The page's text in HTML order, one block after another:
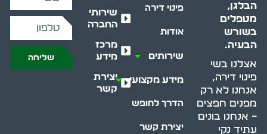
הבלגן,
מטפלים
בשורש
הבעיה.
אצלנו בשי
פינוי דירה,
אנחנו לא רק
מפנים חפצים
– אנחנו בונים
עתיד נקי
פינוי דירה
אודות
שירותים
מידע מקצועי
הדרך לחופש
יצירת קשר
שירותי
החברה
מרכז
מידע
יצירת
קשר
שליחה